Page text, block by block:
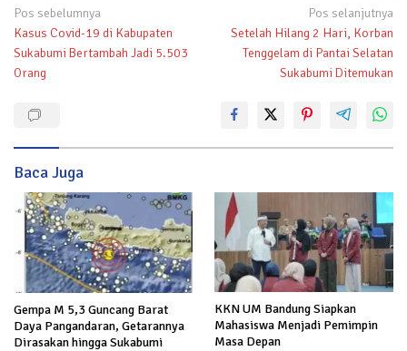
Navigasi
pos
Pos sebelumnya
Kasus Covid-19 di Kabupaten
Sukabumi Bertambah Jadi 5.503
Orang
Pos selanjutnya
Setelah Hilang 2 Hari, Korban
Tenggelam di Pantai Selatan
Sukabumi Ditemukan
Baca Juga
Gempa M 5,3 Guncang Barat
Daya Pangandaran, Getarannya
Dirasakan hingga Sukabumi
KKN UM Bandung Siapkan
Mahasiswa Menjadi Pemimpin
Masa Depan